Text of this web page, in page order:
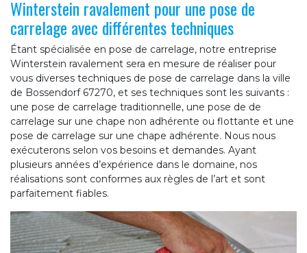
Winterstein ravalement pour une pose de
carrelage avec différentes techniques
Étant spécialisée en pose de carrelage, notre entreprise
Winterstein ravalement sera en mesure de réaliser pour
vous diverses techniques de pose de carrelage dans la ville
de Bossendorf 67270, et ses techniques sont les suivants :
une pose de carrelage traditionnelle, une pose de de
carrelage sur une chape non adhérente ou flottante et une
pose de carrelage sur une chape adhérente. Nous nous
exécuterons selon vos besoins et demandes. Ayant
plusieurs années d’expérience dans le domaine, nos
réalisations sont conformes aux règles de l’art et sont
parfaitement fiables.